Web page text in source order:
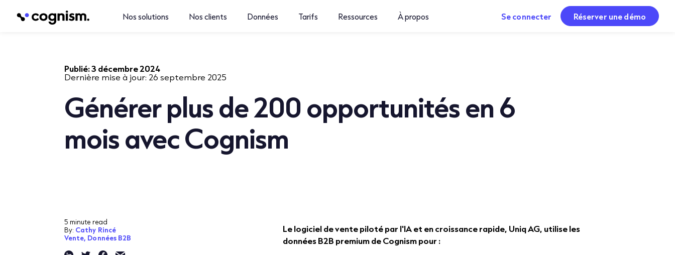
Nos solutions Nos clients Données Tarifs Ressources À propos Se connecter Réserver une démo
Publié:3 décembre 2024
Dernière mise à jour: 26 septembre 2025
Générer plus de 200 opportunités en 6
mois avec Cognism
5 minute read
By: Cathy Rincé
Vente, Données B2B
Le logiciel de vente piloté par l'IA et en croissance rapide, Uniq AG, utilise les
données B2B premium de Cognism pour :